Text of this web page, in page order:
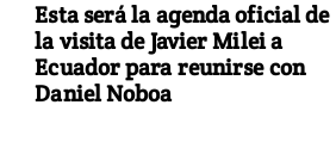
Esta será la agenda oficial de
la visita de Javier Milei a
Ecuador para reunirse con
Daniel Noboa